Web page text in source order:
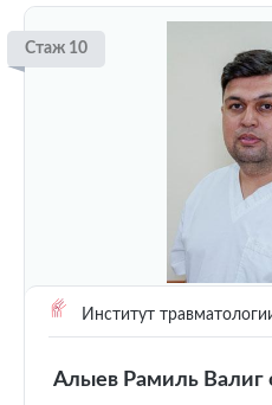
Стаж 10
Институт
Алыев Рамиль Валиг